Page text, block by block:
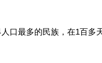
口最多的民族，在1百多